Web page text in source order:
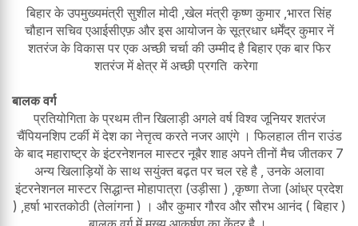
बिहार के उपमुख्यमंत्री सुशील मोदी ,खेल मंत्री कृष्ण कुमार ,भारत सिंह
चौहान सचिव एआईसीएफ़ और इस आयोजन के सूत्रधार धर्मेंद्र कुमार नें
शतरंज के विकास पर एक अच्छी चर्चा की उम्मीद है बिहार एक बार फिर
शतरंज में क्षेत्र में अच्छी प्रगति करेगा
बालक वर्ग
प्रतियोगिता के प्रथम तीन खिलाड़ी अगले वर्ष विश्व जूनियर शतरंज
चैंपियनशिप टर्की में देश का नेत्तृत्व करते नजर आएंगे । फिलहाल तीन राउंड
के बाद महाराष्ट्र के इंटरनेशनल मास्टर नूबैर शाह अपने तीनों मैच जीतकर 7
अन्य खिलाड़ियों के साथ सयुंक्त बढ़त पर चल रहे है , उनके अलावा
इंटरनेशनल मास्टर सिद्धान्त मोहापात्रा (उड़ीसा ) ,कृष्णा तेजा (आंध्र प्रदेश
) ,हर्षा भारतकोठी (तेलांगना ) । और कुमार गौरव और सौरभ आनंद ( बिहार )